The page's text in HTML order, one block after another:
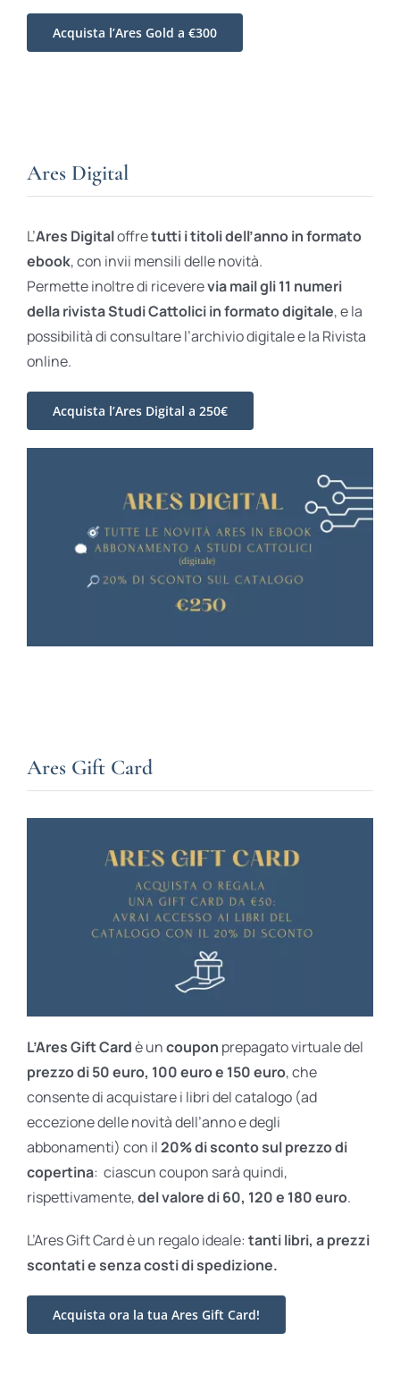
Acquista l’Ares Gold a €300
Ares Digital
L’Ares Digitaloffretutti i titoli dell’anno in formato
ebook, con invii mensili delle novità.
Permette inoltre di riceverevia mail gli 11 numeri
della rivista Studi Cattolici in formato digitale, e la
possibilità di consultare l’archivio digitale e la Rivista
online.
Acquista l’Ares Digital a 250€
Ares Gift Card
L’Ares Gift Cardè uncoupon prepagato virtuale del
prezzo di 50 euro, 100 euro e 150 euro, che
consente di acquistare i libri del catalogo (ad
eccezione delle novità dell’anno e degli
abbonamenti) con il20% di sconto sul prezzo di
copertina: ciascun coupon sarà quindi,
rispettivamente,del valore di 60, 120 e 180 euro.
L’Ares Gift Card è un regalo ideale: tanti libri, a prezzi
scontati esenza costi di spedizione.
Acquista ora la tua Ares Gift Card!